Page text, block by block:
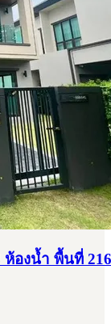
ห้องน้ำ พื้นที่